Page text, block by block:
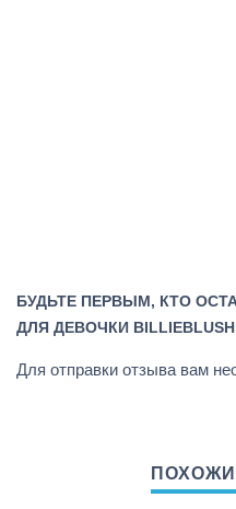
БУДЬТЕ ПЕРВЫМ, КТО
ДЛЯ ДЕВОЧКИ
Для отправки отзыва вам